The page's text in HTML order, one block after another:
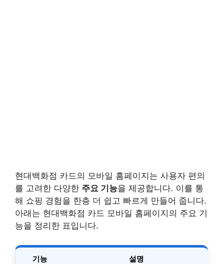
현대백화점 카드의 모바일 홈페이지는 사용자 편의
를 고려한 다양한 주요 기능을 제공합니다. 이를 통
해 쇼핑 경험을 한층 더 쉽고 빠르게 만들어 줍니다.
아래는 현대백화점 카드 모바일 홈페이지의 주요 기
능을 정리한 표입니다.
기능 설명